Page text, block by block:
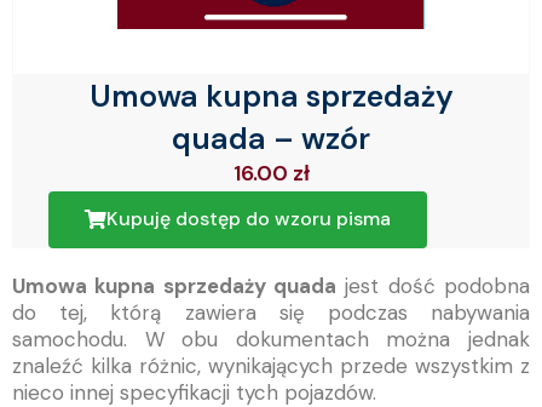
Umowa kupna sprzedaży
quada – wzór
16.00 zł
Kupuję dostęp do wzoru pisma
Umowa kupna sprzedaży quada jest dość podobna
do tej, którą zawiera się podczas nabywania
samochodu. W obu dokumentach można jednak
znaleźć kilka różnic, wynikających przede wszystkim z
nieco innej specyfikacji tych pojazdów.